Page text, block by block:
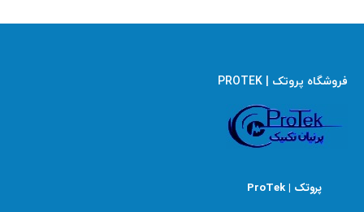
فروشگاه پروتک | PROTEK
پروتک | ProTek